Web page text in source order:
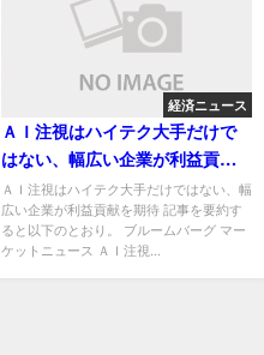
経済ニュース
ＡＩ注視はハイテク大手だけで
はない、幅広い企業が利益貢献
を期待
ＡＩ注視はハイテク大手だけではない、幅
広い企業が利益貢献を期待 記事を要約す
ると以下のとおり。 ブルームバーグ マー
ケットニュース ＡＩ注視...